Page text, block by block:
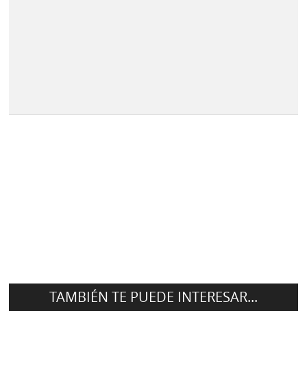
TAMBIÉN TE PUEDE INTERESAR...